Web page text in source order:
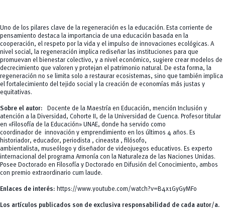
Uno de los pilares clave de la regeneración es la educación. Esta corriente de
pensamiento destaca la importancia de una educación basada en la
cooperación, el respeto por la vida y el impulso de innovaciones ecológicas. A
nivel social, la regeneración implica rediseñar las instituciones para que
promuevan el bienestar colectivo, y a nivel económico, sugiere crear modelos de
decrecimiento que valoren y protejan el patrimonio natural. De esta forma, la
regeneración no se limita solo a restaurar ecosistemas, sino que también implica
el fortalecimiento del tejido social y la creación de economías más justas y
equitativas.
Sobre el autor: Docente de la Maestría en Educación, mención Inclusión y
atención a la Diversidad, Cohorte II, de la Universidad de Cuenca. Profesor titular
en «Filosofía de la Educación» UNAE, donde ha servido como
coordinador de innovación y emprendimiento en los últimos 4 años. Es
historiador, educador, periodista , cineasta , filósofo,
ambientalista, museólogo y diseñador de videojuegos educativos. Es experto
internacional del programa Armonía con la Naturaleza de las Naciones Unidas.
Posee Doctorado en Filosofía y Doctorado en Difusión del Conocimiento, ambos
con premio extraordinario cum laude.
Enlaces de interés: https://www.youtube.com/watch?v=B4x1GyGyMFo
Los artículos publicados son de exclusiva responsabilidad de cada autor/a.